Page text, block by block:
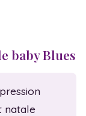
baby Blues
natale